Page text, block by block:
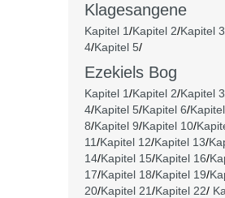
Klagesangene
Kapitel 1/Kapitel 2/Kapitel 3
4/Kapitel 5/
Ezekiels Bog
Kapitel 1/Kapitel 2/Kapitel 3
4/Kapitel 5/Kapitel 6/
8/Kapitel 9/Kapitel 10/
11/Kapitel 12/Kapitel 13/
14/Kapitel 15/Kapitel 16/
17/Kapitel 18/Kapitel 19/
20/Kapitel 21/Kapitel 22/